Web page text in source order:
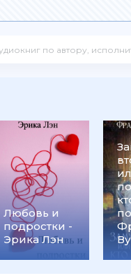
Любовь и
подростки -
Эрика Лэн